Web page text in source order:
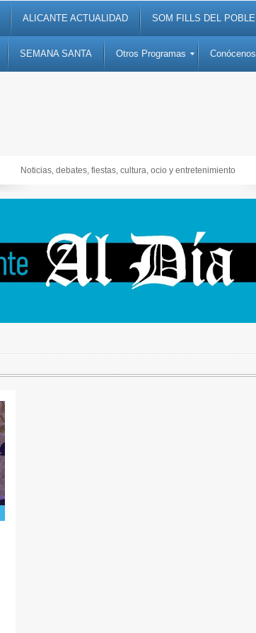
ALICANTE ACTUALIDAD SOM FILLS DEL POBLE
SEMANA SANTA Otros Programas Conócenos
Noticias, debates, fiestas, cultura, ocio y entretenimiento